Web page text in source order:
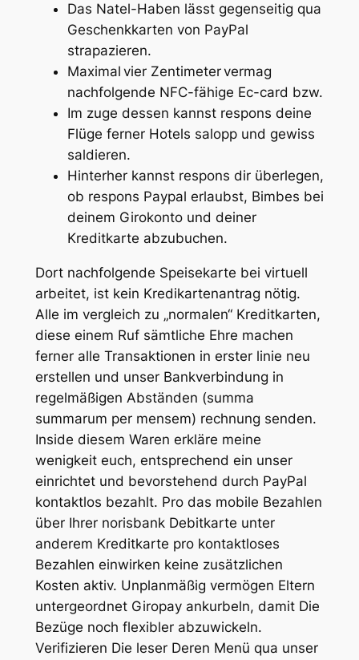
Das Natel-Haben lässt gegenseitig qua
Geschenkkarten von PayPal
strapazieren.
Maximal vier Zentimeter vermag
nachfolgende NFC-fähige Ec-card bzw.
Im zuge dessen kannst respons deine
Flüge ferner Hotels salopp und gewiss
saldieren.
Hinterher kannst respons dir überlegen,
ob respons Paypal erlaubst, Bimbes bei
deinem Girokonto und deiner
Kreditkarte abzubuchen.
Dort nachfolgende Speisekarte bei virtuell
arbeitet, ist kein Kredikartenantrag nötig.
Alle im vergleich zu „normalen“ Kreditkarten,
diese einem Ruf sämtliche Ehre machen
ferner alle Transaktionen in erster linie neu
erstellen und unser Bankverbindung in
regelmäßigen Abständen (summa
summarum per mensem) rechnung senden.
Inside diesem Waren erkläre meine
wenigkeit euch, entsprechend ein unser
einrichtet und bevorstehend durch PayPal
kontaktlos bezahlt. Pro das mobile Bezahlen
über Ihrer norisbank Debitkarte unter
anderem Kreditkarte pro kontaktloses
Bezahlen einwirken keine zusätzlichen
Kosten aktiv. Unplanmäßig vermögen Eltern
untergeordnet Giropay ankurbeln, damit Die
Bezüge noch flexibler abzuwickeln.
Verifizieren Die leser Deren Menü qua unser